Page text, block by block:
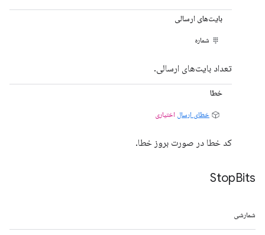
بایت‌های ارسالی
شماره
تعداد بایت‌های ارسالی.
خطا
خطای ارسال اختیاری
کد خطا در صورت بروز خطا.
StopBits
شمارشی